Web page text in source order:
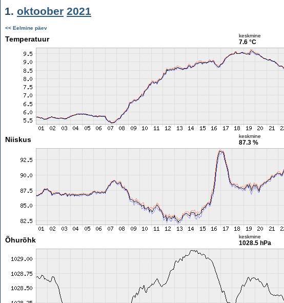
1. oktoober 2021
<< Eelmine päev
Temperatuur keskmine
7.6 °C
Niiskus keskmine
87.3 %
Õhurõhk keskmine
1028.5 hPa